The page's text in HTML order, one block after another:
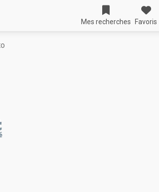
Mes recherches Favoris